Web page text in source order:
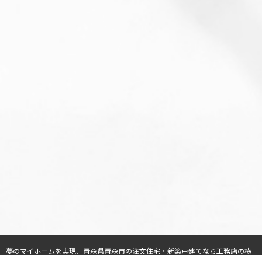
夢のマイホームを実現、 青森県青森市の注文住宅・新築戸建てなら工務店の横